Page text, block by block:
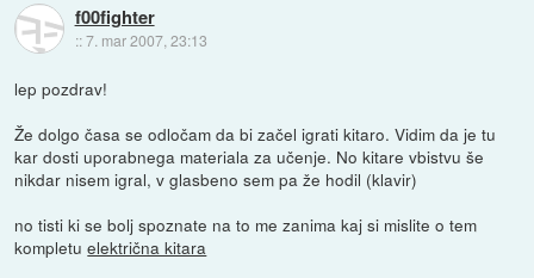
f00fighter
::7. mar 2007, 23:13
lep pozdrav!
Že dolgo časa se odločam da bi začel igrati kitaro. Vidim da je tu
kar dosti uporabnega materiala za učenje. No kitare vbistvu še
nikdar nisem igral, v glasbeno sem pa že hodil (klavir)
no tisti ki se bolj spoznate na to me zanima kaj si mislite o tem
kompletuelektrična kitara